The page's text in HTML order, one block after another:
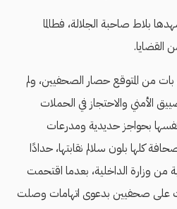
بلاط صاحبة الجلالة، فطالما
القضايا.
أبريل/نيسان عام 2016، بات من المتوقع حصار الصحفيين، ولم
الأمني والاحتجاز في الحملات
بحواجز حديدية ومدرعات
كلها بلون سلالم نقابتها، حدادًا
من وزارة الداخلية، بعدما اقتحمت
على صحفيين بدعوى اتهامات وصلت